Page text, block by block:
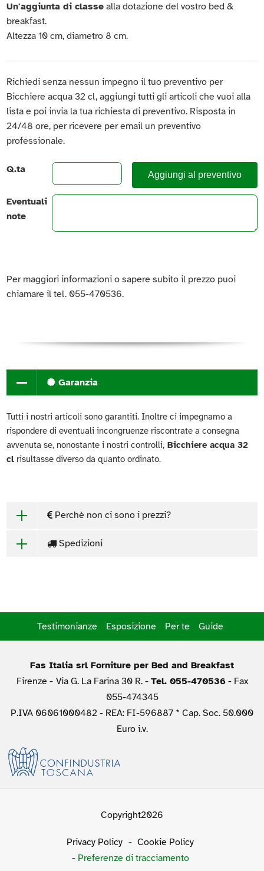
Un'aggiunta di classe alla dotazione del vostro bed &
breakfast.
Altezza 10 cm, diametro 8 cm.
Richiedi senza nessun impegno il tuo preventivo per
Bicchiere acqua 32 cl, aggiungi tutti gli articoli che vuoi alla
lista e poi invia la tua richiesta di preventivo. Risposta in
24/48 ore, per ricevere per email un preventivo
professionale.
Q.ta Aggiungi al preventivo
Eventuali
note
Per maggiori informazioni o sapere subito il prezzo puoi
chiamare il tel. 055-470536.
Garanzia
Tutti i nostri articoli sono garantiti. Inoltre ci impegnamo a
rispondere di eventuali incongruenze riscontrate a consegna
avvenuta se, nonostante i nostri controlli, Bicchiere acqua 32
cl risultasse diverso da quanto ordinato.
Perchè non ci sono i prezzi?
Spedizioni
Testimonianze Esposizione Per te Guide
Fas Italia srl Forniture per Bed and Breakfast
Firenze - Via G. La Farina 30 R. - Tel. 055-470536- Fax
055-474345
P.IVA 06061000482 - REA: FI-596887 * Cap. Soc. 50.000
Euro i.v.
Copyright2026
Privacy Policy - Cookie Policy
- Preferenze di tracciamento